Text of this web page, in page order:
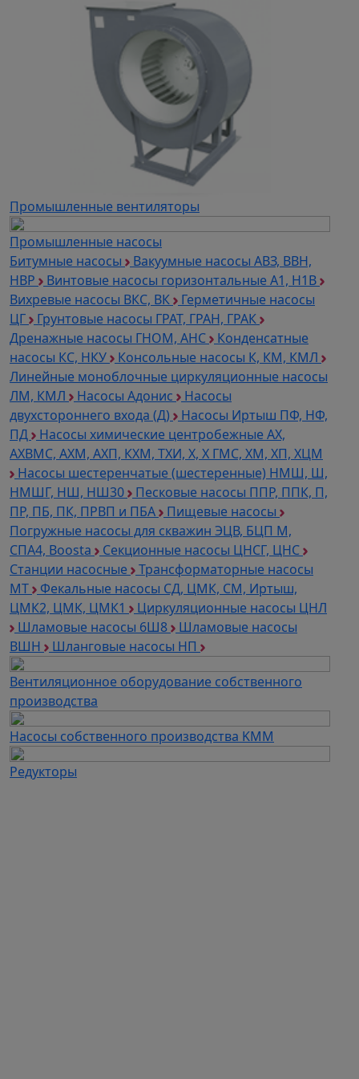
Промышленные вентиляторы
Промышленные насосы
Битумные насосы
Вакуумные насосы АВЗ, ВВН,
НВР
Винтовые насосы горизонтальные А1, Н1В
Вихревые насосы ВКС, ВК
Герметичные насосы
ЦГ
Грунтовые насосы ГРАТ, ГРАН, ГРАК
Дренажные насосы ГНОМ, АНС
Конденсатные
насосы КС, НКУ
Консольные насосы К, КМ, КМЛ
Линейные моноблочные циркуляционные насосы
ЛМ, КМЛ
Насосы Адонис
Насосы
двухстороннего входа (Д)
Насосы Иртыш ПФ, НФ,
ПД
Насосы химические центробежные АХ,
АХВМС, АХМ, АХП, КХМ, ТХИ, Х, Х ГМС, ХМ, ХП, ХЦМ
Насосы шестеренчатые (шестеренные) НМШ, Ш,
НМШГ, НШ, НШ30
Песковые насосы ППР, ППК, П,
ПР, ПБ, ПК, ПРВП и ПБА
Пищевые насосы
Погружные насосы для скважин ЭЦВ, БЦП М,
СПА4, Boosta
Секционные насосы ЦНСГ, ЦНС
Станции насосные
Трансформаторные насосы
МТ
Фекальные насосы СД, ЦМК, СМ, Иртыш,
ЦМК2, ЦМК, ЦМК1
Циркуляционные насосы ЦНЛ
Шламовые насосы 6Ш8
Шламовые насосы
ВШН
Шланговые насосы НП
Вентиляционное оборудование собственного
производства
Насосы собственного производства KMM
Редукторы